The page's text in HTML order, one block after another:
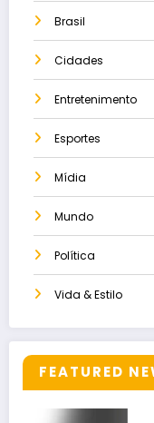
Brasil
Cidades
Entretenimento
Esportes
Mídia
Mundo
Política
Vida & Estilo
FEATURED